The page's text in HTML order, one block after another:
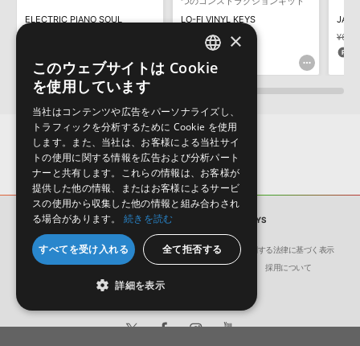
そのものをお使いいただくことはできません。また、デモソングを
構成する全てのサウンドが、サンプルパックに含まれていることを
ダウンロード製品という性質上、一切の返品・返金はお受け付け致
しかねます。
ELECTRIC PIANO SOUL
LO-FI VINYL KEYS
¥2,728
136pt
JAZZ
サンプルパック SOUL JAZZ KEYS
会社概要 環境保護（CSR）への取り組み
特定商取引に関する法律に基づく表示
サイト動作環境
利用規約 個人情報の保護について 採用について
ENGLISH
×
このウェブサイトは Cookie
を使用しています
当社はコンテンツや広告をパーソナライズし、
トラフィックを分析するために Cookie を使用
します。また、当社は、お客様による当社サイ
トの使用に関する情報を広告および分析パート
ナーと共有します。これらの情報は、お客様が
提供した他の情報、またはお客様によるサービ
スの使用から収集した他の情報と組み合わされ
る場合があります。
続きを読む
すべてを受け入れる 全て拒否する
詳細を表示